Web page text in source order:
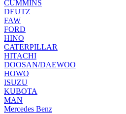
CUMMINS
DEUTZ
FAW
FORD
HINO
CATERPILLAR
HITACHI
DOOSAN/DAEWOO
HOWO
ISUZU
KUBOTA
MAN
Mercedes Benz